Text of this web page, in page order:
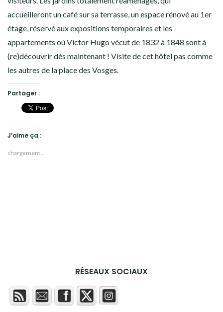
accueilleront un café sur sa terrasse, un espace rénové au 1er
étage, réservé aux expositions temporaires et les
appartements où Victor Hugo vécut de 1832 à 1848 sont à
(re)découvrir dès maintenant ! Visite de cet hôtel pas comme
les autres de la place des Vosges.
Partager :
J’aime ça :
chargement…
RÉSEAUX SOCIAUX